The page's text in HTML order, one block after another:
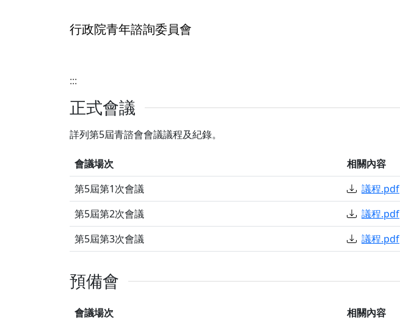
行政院青年諮詢委員會
:::
正式會議
詳列第5屆青諮會會議議程及紀錄。
會議場次
相關內容
第5屆第1次會議
議程.pdf
第5屆第2次會議
議程.pdf
第5屆第3次會議
議程.pdf
預備會
會議場次
相關內容